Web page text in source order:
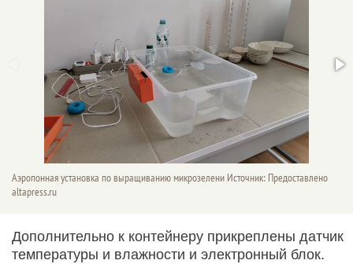
Аэропонная установка по выращиванию микрозелени Источник: Предоставлено
altapress.ru
Дополнительно к контейнеру прикреплены датчик
температуры и влажности и электронный блок.